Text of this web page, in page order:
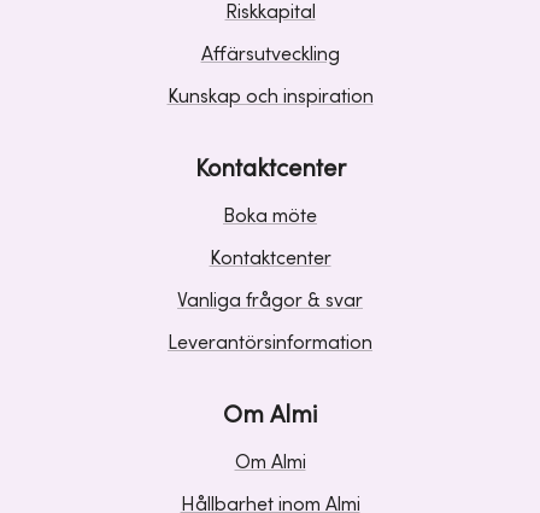
Riskkapital
Affärsutveckling
Kunskap och inspiration
Kontaktcenter
Boka möte
Kontaktcenter
Vanliga frågor & svar
Leverantörsinformation
Om Almi
Om Almi
Hållbarhet inom Almi